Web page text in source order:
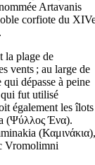
Artavanis
corfiote du
la plage de
vents ; au large de
dépasse à peine
fut utilisé
également les îlots
(Ψύλλος Ένα).
(Καμινάκια),
Vromolimni